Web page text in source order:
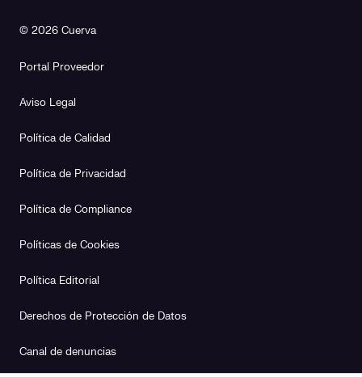
© 2026 Cuerva
Portal Proveedor
Aviso Legal
Política de Calidad
Política de Privacidad
Política de Compliance
Políticas de Cookies
Política Editorial
Derechos de Protección de Datos
Canal de denuncias